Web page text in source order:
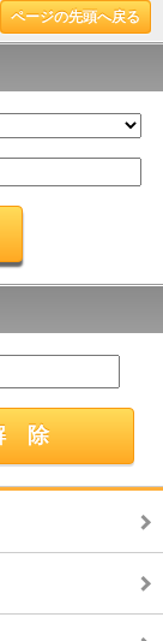
ページの先頭へ戻る